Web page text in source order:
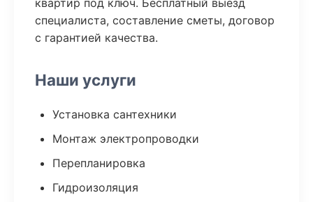
квартир под ключ. Бесплатный выезд
специалиста, составление сметы, договор
с гарантией качества.
Наши услуги
Установка сантехники
Монтаж электропроводки
Перепланировка
Гидроизоляция